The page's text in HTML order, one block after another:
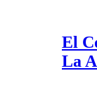
El
La